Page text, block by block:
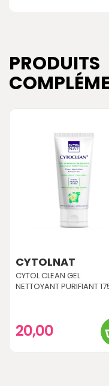
PRODUITS
CYTOLNAT
CYTOL CLEAN GEL
NETTOYANT PURIFIANT
20,00